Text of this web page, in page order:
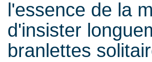
l'essence de la
d'insister
branlettes